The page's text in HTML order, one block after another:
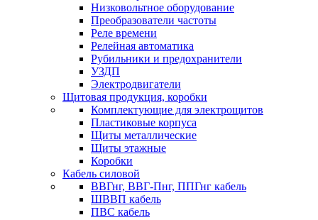
Низковольтное оборудование
Преобразователи частоты
Реле времени
Релейная автоматика
Рубильники и предохранители
УЗДП
Электродвигатели
Щитовая продукция, коробки
Комплектующие для электрощитов
Пластиковые корпуса
Щиты металлические
Щиты этажные
Коробки
Кабель силовой
ВВГнг, ВВГ-Пнг, ППГнг кабель
ШВВП кабель
ПВС кабель